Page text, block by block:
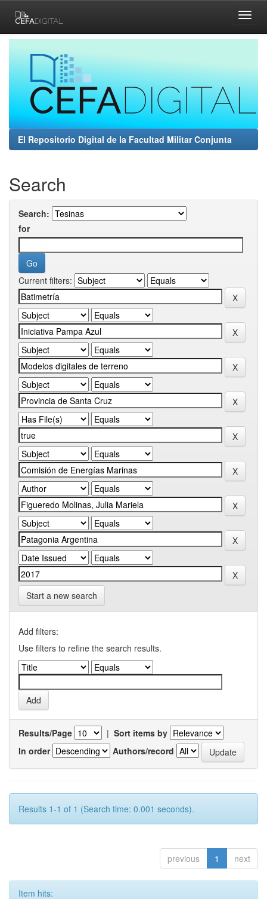
navigation
El Repositorio Digital de la Facultad Militar Conjunta
Search
Search:
for
Current filters:
Start a new search
Add filters:
Use filters to refine the search results.
Results/Page | Sort items by
In order
Authors/record
Results 1-1 of 1 (Search time: 0.001 seconds).
previous 1 next
Item hits: